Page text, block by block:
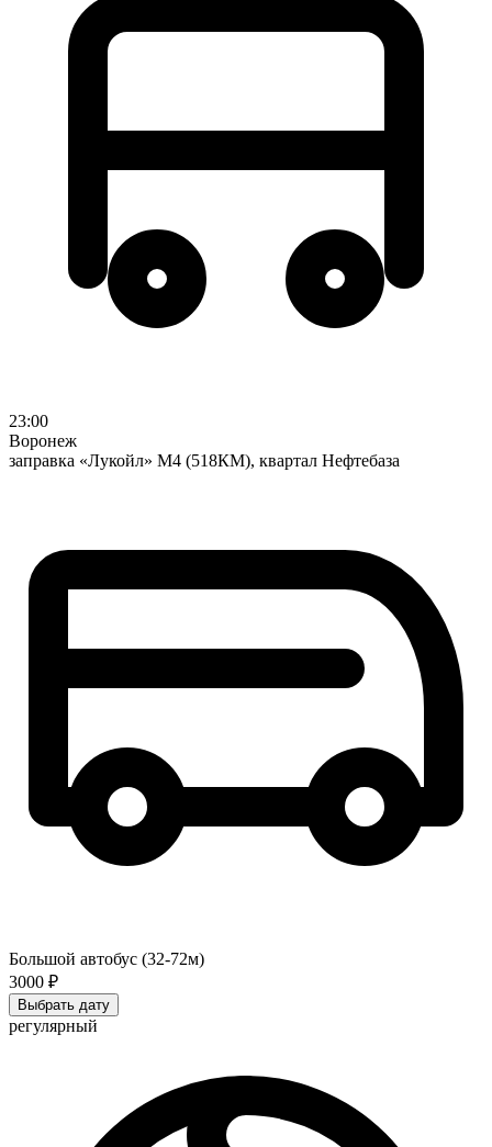
23:00
Воронеж
заправка «Лукойл» М4 (518КМ), квартал Нефтебаза
Большой автобус (32-72м)
3000 ₽
Выбрать дату
регулярный